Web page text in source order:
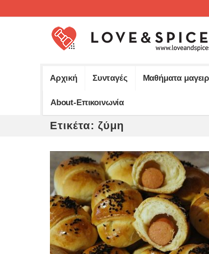
Αρχική Συνταγές Μαθήματα
About-Επικοινωνία
Ετικέτα: ζύμη